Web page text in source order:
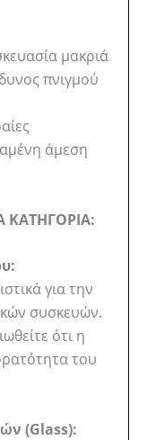
μακριά
πνιγμού
άμεση
ΚΑΤΗΓΟΡΙΑ:
για την
συσκευών.
ότι η
του
(Glass):